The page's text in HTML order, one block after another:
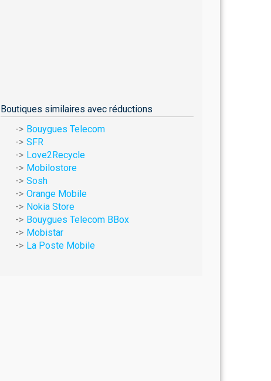
Boutiques similaires avec réductions
Bouygues Telecom
SFR
Love2Recycle
Mobilostore
Sosh
Orange Mobile
Nokia Store
Bouygues Telecom BBox
Mobistar
La Poste Mobile